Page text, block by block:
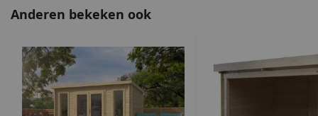
onbehandelde uitvoering om zelf een kleur aan te brengen of
donkergrijs.
Naast comfort en uitstraling biedt dit model ook praktische
opbergruimte. Tuingereedschap, fietsen en andere spullen
Anderen bekeken ook